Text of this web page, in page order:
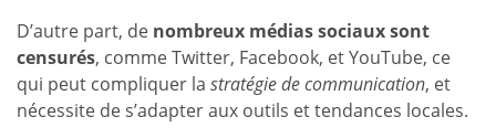
D’autre part, de nombreux médias sociaux sont
censurés, comme Twitter, Facebook, et YouTube, ce
qui peut compliquer la stratégie de communication, et
nécessite de s’adapter aux outils et tendances locales.